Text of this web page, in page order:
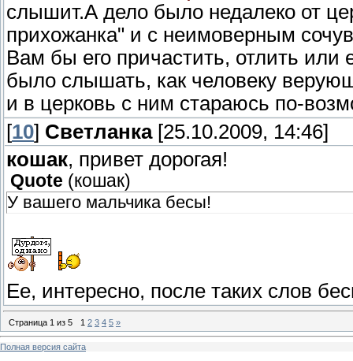
слышит.А дело было недалеко от
прихожанка" и с неимоверным
Вам бы его причастить, отлить
было слышать, как человеку
и в церковь с ним стараюсь по-
[10] Светланка[25.10.2009, 14:46]
кошак, привет дорогая!
Quote (кошак)
У вашего мальчика бесы!
Ее, интересно, после таких слов
Страница 1 из 5 1 2 3 4 5 »
Полная версия сайта